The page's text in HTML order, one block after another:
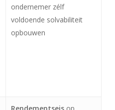
ondernemer zélf
voldoende solvabiliteit
opbouwen
Rendementseisop